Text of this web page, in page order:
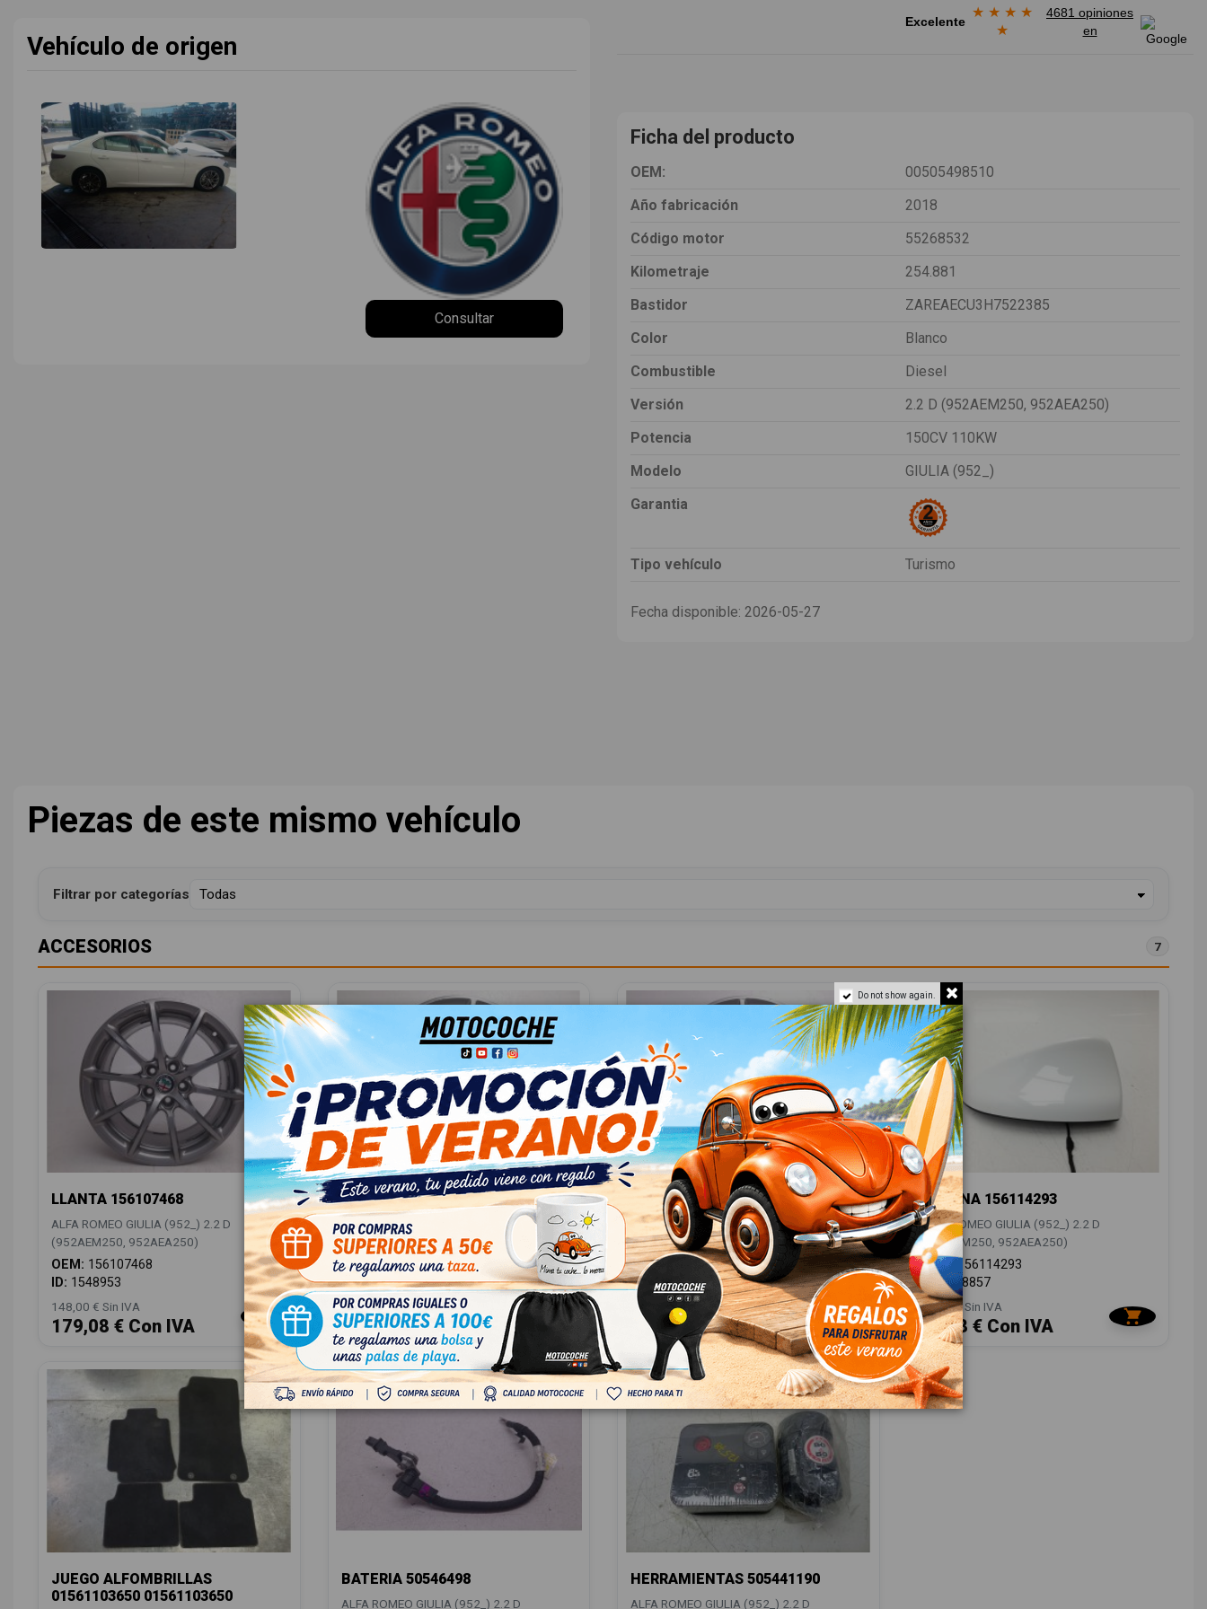
Vehículo de origen
Consultar
Excelente
★ ★ ★ ★
★
4681 opiniones
en
Ficha del producto
OEM:
00505498510
Año fabricación
2018
Código motor
55268532
Kilometraje
254.881
Bastidor
ZAREAECU3H7522385
Color
Blanco
Combustible
Diesel
Versión
2.2 D (952AEM250, 952AEA250)
Potencia
150CV 110KW
Modelo
GIULIA (952_)
Garantia
Tipo vehículo Turismo
Fecha disponible: 2026-05-27
Piezas de este mismo vehículo
Filtrar por categorías
ACCESORIOS 7
LLANTA 156107468
ALFA ROMEO GIULIA (952_) 2.2 D
(952AEM250, 952AEA250)
OEM: 156107468
ID: 1548953
148,00 € Sin IVA
179,08 € Con IVA
LLANTA 156107468
ALFA ROMEO GIULIA (952_) 2.2 D
(952AEM250, 952AEA250)
OEM:156107468
ID:1548957
148,00 € Sin IVA
179,08 € Con IVA
LLANTA 156107468
ALFA ROMEO GIULIA (952_) 2.2 D
(952AEM250, 952AEA250)
OEM:
156107468
ID:
1548954
148,00 € Sin IVA
179,08 € Con IVA
ANTENA 156114293
ALFA ROMEO GIULIA (952_) 2.2 D
(952AEM250, 952AEA250)
OEM:156114293
ID:1548857
48,00 € Sin IVA
58,08 € Con IVA
JUEGO ALFOMBRILLAS
01561103650 01561103650
BATERIA 50546498
ALFA ROMEO GIULIA (952_) 2.2 D
HERRAMIENTAS 505441190
ALFA ROMEO GIULIA (952_) 2.2 D
Do not show again.